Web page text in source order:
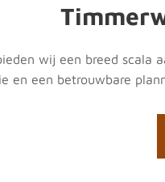
wij een breed scala
en een betrouwbare